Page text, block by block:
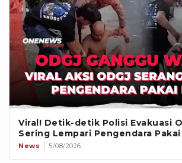
Viral! Detik-detik Polisi Evakuasi
Sering Lempari Pengendara
News 5/08/2026